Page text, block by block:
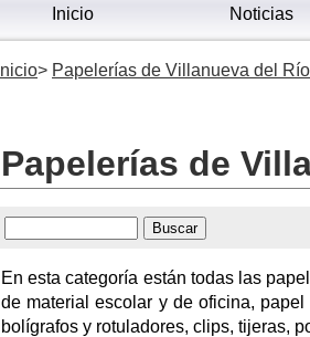
Inicio Noticias
Inicio Papelerías de Villanueva del
Papelerías de
En esta categoría están todas las
de material escolar y de oficina,
bolígrafos y rotuladores, clips, tijeras,